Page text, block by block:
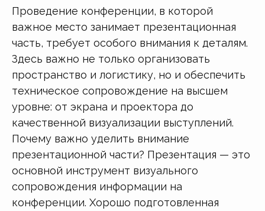
Проведение конференции, в которой
важное место занимает презентационная
часть, требует особого внимания к деталям.
Здесь важно не только организовать
пространство и логистику, но и обеспечить
техническое сопровождение на высшем
уровне: от экрана и проектора до
качественной визуализации выступлений.
Почему важно уделить внимание
презентационной части? Презентация — это
основной инструмент визуального
сопровождения информации на
конференции. Хорошо подготовленная